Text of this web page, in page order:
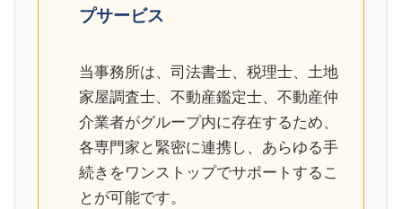
プサービス
当事務所は、司法書士、税理士、土地
家屋調査士、不動産鑑定士、不動産仲
介業者がグループ内に存在するため、
各専門家と緊密に連携し、あらゆる手
続きをワンストップでサポートするこ
とが可能です。